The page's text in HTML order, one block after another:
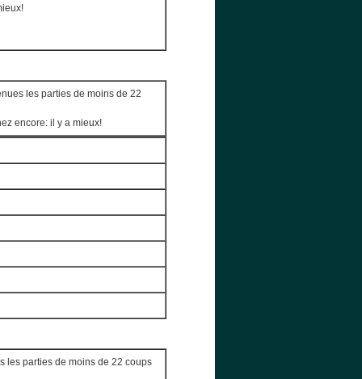
les parties de moins de 22
encore: il y a mieux!
les parties de moins de 22 coups